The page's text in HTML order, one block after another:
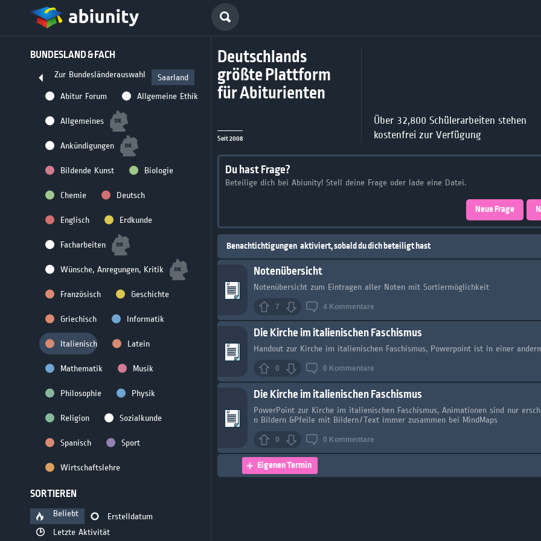
BUNDESLAND & FACH
Zur Bundesländerauswahl
Saarland
Abitur Forum
Allgemeine Ethik
Allgemeines
Ankündigungen
Bildende Kunst Biologie
Chemie Deutsch
Englisch Erdkunde
Facharbeiten
Wünsche, Anregungen, Kritik
Französisch Geschichte
Griechisch Informatik
Italienisch Latein
Mathematik Musik
Philosophie Physik
Religion Sozialkunde
Spanisch Sport
Wirtschaftslehre
SORTIEREN
Beliebt
Erstelldatum
Letzte Aktivität
Deutschlands
größte Plattform
für Abiturienten
Seit 2008
Über 32,800 Schülerarbeiten stehen
kostenfrei zur Verfügung
Du hast Frage?
Beteilige dich bei Abiunity! Stell deine Frage oder lade eine Datei.
Neue Frage
Benachtichtigungen aktiviert, sobald du dich beteiligt hast
Notenübersicht
Notenübersicht zum Eintragen aller Noten mit Sortiermöglichkeit
7 4 Kommentare
Die Kirche im italienischen Faschismus
Handout zur Kirche im italienischen Faschismus, Powerpoint ist in einer
0 0 Kommentare
Die Kirche im italienischen Faschismus
PowerPoint zur Kirche im italienischen Faschismus, Animationen sind nur
n Bildern &Pfeile mit Bildern/Text immer zusammen bei MindMaps
0 0 Kommentare
Eigenen Termin